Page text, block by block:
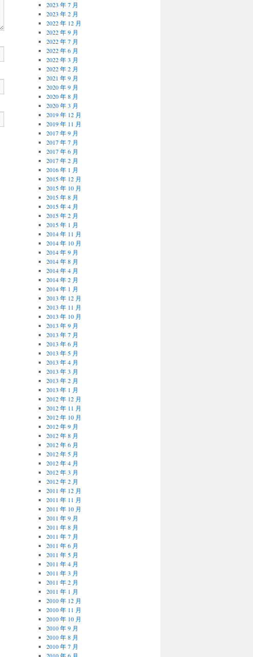
2023 年 7 月
2023 年 2 月
2022 年 12 月
2022 年 9 月
2022 年 7 月
2022 年 6 月
2022 年 3 月
2022 年 2 月
2021 年 9 月
2020 年 9 月
2020 年 8 月
2020 年 3 月
2019 年 12 月
2019 年 11 月
2017 年 9 月
2017 年 7 月
2017 年 6 月
2017 年 2 月
2016 年 1 月
2015 年 12 月
2015 年 10 月
2015 年 8 月
2015 年 4 月
2015 年 2 月
2015 年 1 月
2014 年 11 月
2014 年 10 月
2014 年 9 月
2014 年 8 月
2014 年 4 月
2014 年 2 月
2014 年 1 月
2013 年 12 月
2013 年 11 月
2013 年 10 月
2013 年 9 月
2013 年 7 月
2013 年 6 月
2013 年 5 月
2013 年 4 月
2013 年 3 月
2013 年 2 月
2013 年 1 月
2012 年 12 月
2012 年 11 月
2012 年 10 月
2012 年 9 月
2012 年 8 月
2012 年 6 月
2012 年 5 月
2012 年 4 月
2012 年 3 月
2012 年 2 月
2011 年 12 月
2011 年 11 月
2011 年 10 月
2011 年 9 月
2011 年 8 月
2011 年 7 月
2011 年 6 月
2011 年 5 月
2011 年 4 月
2011 年 3 月
2011 年 2 月
2011 年 1 月
2010 年 12 月
2010 年 11 月
2010 年 10 月
2010 年 9 月
2010 年 8 月
2010 年 7 月